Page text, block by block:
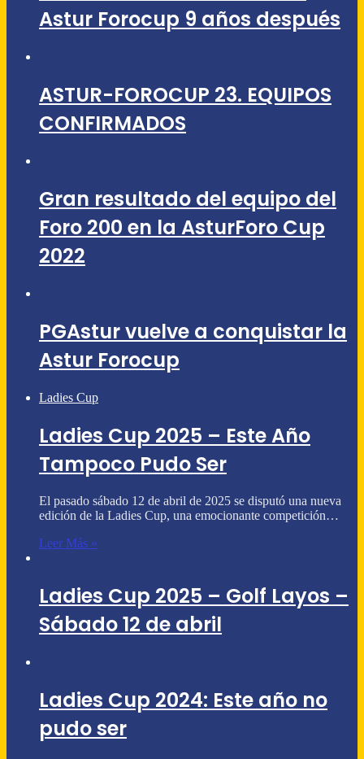
Astur Forocup 9 años después
ASTUR-FOROCUP 23. EQUIPOS
CONFIRMADOS
Gran resultado del equipo del
Foro 200 en la AsturForo Cup
2022
PGAstur vuelve a conquistar la
Astur Forocup
Ladies Cup
Ladies Cup 2025 – Este Año
Tampoco Pudo Ser
El pasado sábado 12 de abril de 2025 se disputó una nueva
edición de la Ladies Cup, una emocionante competición…
Leer Más »
Ladies Cup 2025 – Golf Layos –
Sábado 12 de abril
Ladies Cup 2024: Este año no
pudo ser